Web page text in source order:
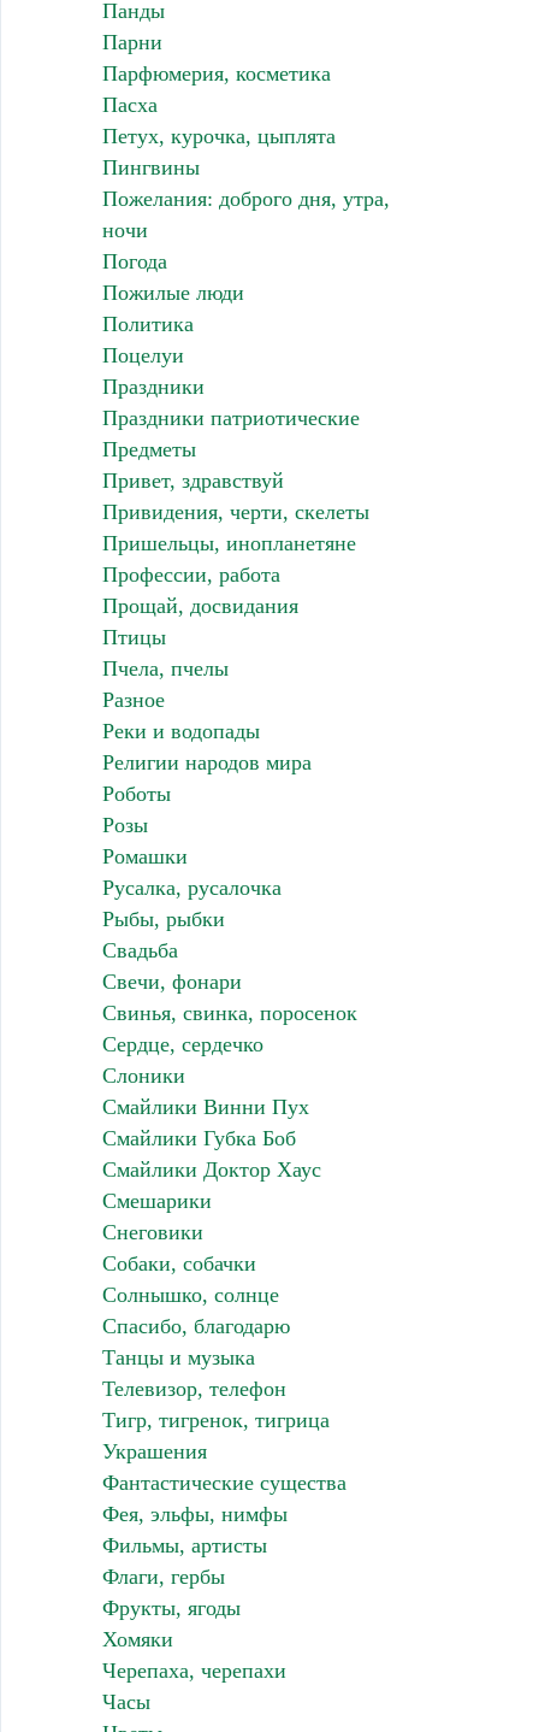
Панды
Парни
Парфюмерия, косметика
Пасха
Петух, курочка, цыплята
Пингвины
Пожелания: доброго дня, утра,
ночи
Погода
Пожилые люди
Политика
Поцелуи
Праздники
Праздники патриотические
Предметы
Привет, здравствуй
Привидения, черти, скелеты
Пришельцы, инопланетяне
Профессии, работа
Прощай, досвидания
Птицы
Пчела, пчелы
Разное
Реки и водопады
Религии народов мира
Роботы
Розы
Ромашки
Русалка, русалочка
Рыбы, рыбки
Свадьба
Свечи, фонари
Свинья, свинка, поросенок
Сердце, сердечко
Слоники
Смайлики Винни Пух
Смайлики Губка Боб
Смайлики Доктор Хаус
Смешарики
Снеговики
Собаки, собачки
Солнышко, солнце
Спасибо, благодарю
Танцы и музыка
Телевизор, телефон
Тигр, тигренок, тигрица
Украшения
Фантастические существа
Фея, эльфы, нимфы
Фильмы, артисты
Флаги, гербы
Фрукты, ягоды
Хомяки
Черепаха, черепахи
Часы